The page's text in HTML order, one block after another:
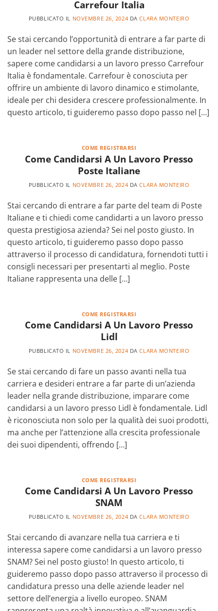
Carrefour Italia
PUBBLICATO IL NOVEMBRE 26, 2024 DACLARA MONTEIRO
Se stai cercando l’opportunità di entrare a far parte di
un leader nel settore della grande distribuzione,
sapere come candidarsi a un lavoro presso Carrefour
Italia è fondamentale. Carrefour è conosciuta per
offrire un ambiente di lavoro dinamico e stimolante,
ideale per chi desidera crescere professionalmente. In
questo articolo, ti guideremo passo dopo passo nel […]
COME REGISTRARSI
Come Candidarsi A Un Lavoro Presso
Poste Italiane
PUBBLICATO IL NOVEMBRE 26, 2024 DACLARA MONTEIRO
Stai cercando di entrare a far parte del team di Poste
Italiane e ti chiedi come candidarti a un lavoro presso
questa prestigiosa azienda? Sei nel posto giusto. In
questo articolo, ti guideremo passo dopo passo
attraverso il processo di candidatura, fornendoti tutti i
consigli necessari per presentarti al meglio. Poste
Italiane rappresenta una delle […]
COME REGISTRARSI
Come Candidarsi A Un Lavoro Presso
Lidl
PUBBLICATO IL NOVEMBRE 26, 2024 DACLARA MONTEIRO
Se stai cercando di fare un passo avanti nella tua
carriera e desideri entrare a far parte di un’azienda
leader nella grande distribuzione, imparare come
candidarsi a un lavoro presso Lidl è fondamentale. Lidl
è riconosciuta non solo per la qualità dei suoi prodotti,
ma anche per l’attenzione alla crescita professionale
dei suoi dipendenti, offrendo […]
COME REGISTRARSI
Come Candidarsi A Un Lavoro Presso
SNAM
PUBBLICATO IL NOVEMBRE 26, 2024 DACLARA MONTEIRO
Stai cercando di avanzare nella tua carriera e ti
interessa sapere come candidarsi a un lavoro presso
SNAM? Sei nel posto giusto! In questo articolo, ti
guideremo passo dopo passo attraverso il processo di
candidatura presso una delle aziende leader nel
settore dell’energia a livello europeo. SNAM